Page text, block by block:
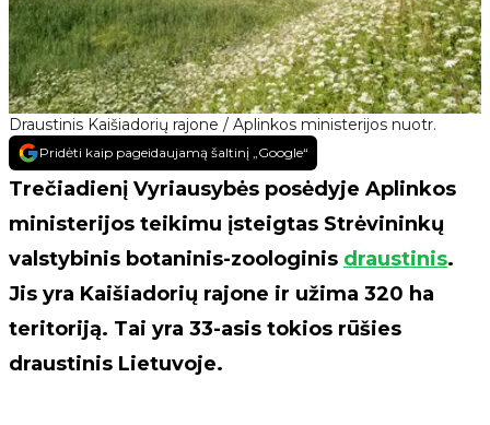
Draustinis Kaišiadorių rajone / Aplinkos ministerijos nuotr.
Pridėti kaip pageidaujamą šaltinį „Google“
Trečiadienį Vyriausybės posėdyje Aplinkos
ministerijos teikimu įsteigtas Strėvininkų
valstybinis botaninis-zoologinis draustinis.
Jis yra Kaišiadorių rajone ir užima 320 ha
teritoriją. Tai yra 33-asis tokios rūšies
draustinis Lietuvoje.